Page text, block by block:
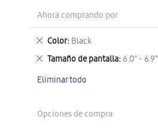
Ahora comprando por
Color Black
Eliminar
este
artículo
Tamaño de pantalla 6.0" - 6.9"
Eliminar
artículo
Eliminar todo
Opciones de compra